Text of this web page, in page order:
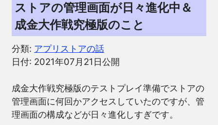
ストアの管理画面が日々進化中＆
成金大作戦究極版のこと
分類: アプリストアの話
日付: 2021年07月21日公開
成金大作戦究極版のテストプレイ準備でストアの
管理画面に何回かアクセスしていたのですが、管
理画面の構成などが日々進化しすぎです。